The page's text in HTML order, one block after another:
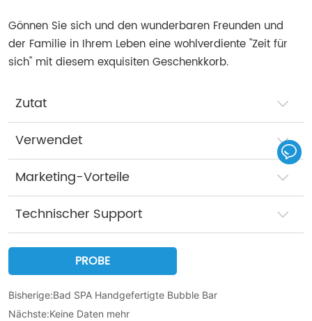
Gönnen Sie sich und den wunderbaren Freunden und
der Familie in Ihrem Leben eine wohlverdiente "Zeit für
sich" mit diesem exquisiten Geschenkkorb.
Zutat
Verwendet
Marketing-Vorteile
Technischer Support
PROBE
Bisherige:Bad SPA Handgefertigte Bubble Bar
Nächste:Keine Daten mehr